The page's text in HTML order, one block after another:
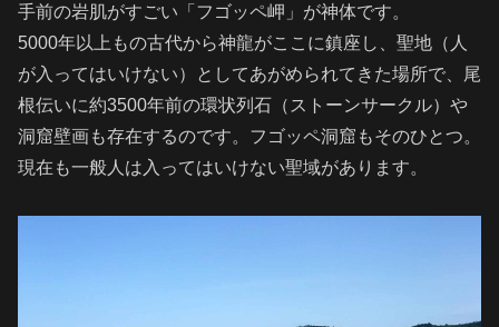
手前の岩肌がすごい「フゴッペ岬」が神体です。
5000年以上もの古代から神龍がここに鎮座し、聖地（人
が入ってはいけない）としてあがめられてきた場所で、尾
根伝いに約3500年前の環状列石（ストーンサークル）や
洞窟壁画も存在するのです。フゴッペ洞窟もそのひとつ。
現在も一般人は入ってはいけない聖域があります。